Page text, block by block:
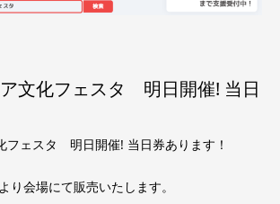
文化フェスタ 明日開催! 当日
フェスタ 明日開催! 当日券あります！
り会場にて販売いたします。